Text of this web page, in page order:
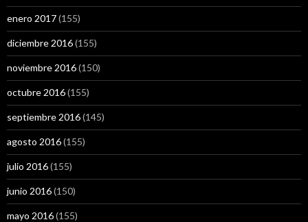
enero 2017(155)
diciembre 2016(155)
noviembre 2016(150)
octubre 2016(155)
septiembre 2016(145)
agosto 2016(155)
julio 2016(155)
junio 2016(150)
mayo 2016(155)